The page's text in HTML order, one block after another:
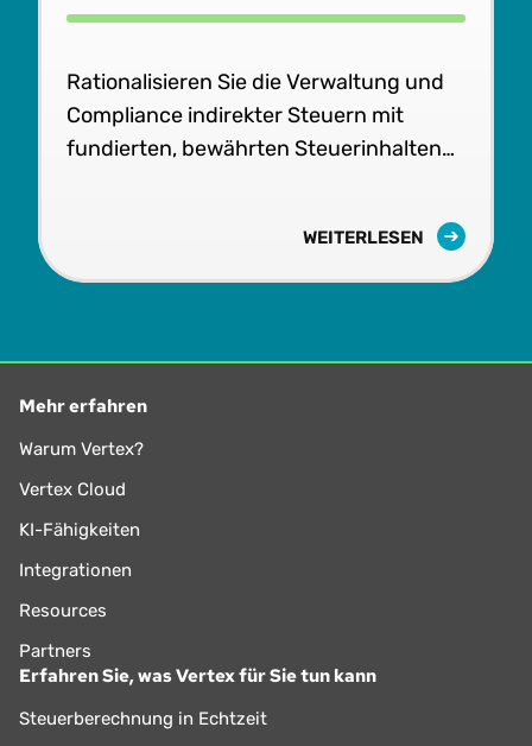
Rationalisieren Sie die Verwaltung und
Compliance indirekter Steuern mit
fundierten, bewährten Steuerinhalten
WEITERLESEN
Mehr erfahren
Warum Vertex?
Vertex Cloud
KI-Fähigkeiten
Integrationen
Resources
Partners
Erfahren Sie, was Vertex für Sie tun kann
Steuerberechnung in Echtzeit